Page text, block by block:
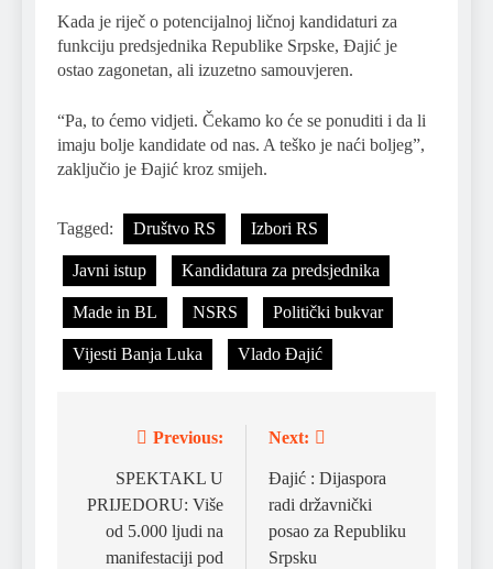
Kada je riječ o potencijalnoj ličnoj kandidaturi za
funkciju predsjednika Republike Srpske, Đajić je
ostao zagonetan, ali izuzetno samouvjeren.
“Pa, to ćemo vidjeti. Čekamo ko će se ponuditi i da li
imaju bolje kandidate od nas. A teško je naći boljeg”,
zaključio je Đajić kroz smijeh.
Tagged: Društvo RS Izbori RS
Javni istup Kandidatura za predsjednika
Made in BL NSRS Politički bukvar
Vijesti Banja Luka Vlado Đajić
navigation
Previous:
SPEKTAKL U
PRIJEDORU: Više
od 5.000 ljudi na
manifestaciji pod
Next:
Đajić : Dijaspora
radi državnički
posao za Republiku
Srpsku